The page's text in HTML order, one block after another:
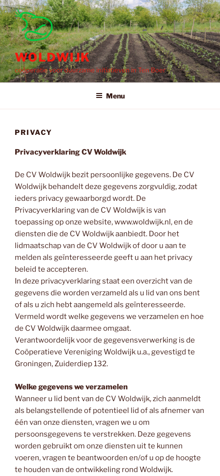
Ga
naar
de
inhoud
WOLDWIJK
coöperatie voor duurzame initiatieven in Ten Boer
Menu
PRIVACY
Privacyverklaring CV Woldwijk
De CV Woldwijk bezit persoonlijke gegevens. De CV
Woldwijk behandelt deze gegevens zorgvuldig, zodat
ieders privacy gewaarborgd wordt. De
Privacyverklaring van de CV Woldwijk is van
toepassing op onze website, www.woldwijk.nl, en de
diensten die de CV Woldwijk aanbiedt. Door het
lidmaatschap van de CV Woldwijk of door u aan te
melden als geïnteresseerde geeft u aan het privacy
beleid te accepteren.
In deze privacyverklaring staat een overzicht van de
gegevens die worden verzameld als u lid van ons bent
of als u zich hebt aangemeld als geïnteresseerde.
Vermeld wordt welke gegevens we verzamelen en hoe
de CV Woldwijk daarmee omgaat.
Verantwoordelijk voor de gegevensverwerking is de
Coöperatieve Vereniging Woldwijk u.a., gevestigd te
Groningen, Zuiderdiep 132.
Welke gegevens we verzamelen
Wanneer u lid bent van de CV Woldwijk, zich aanmeldt
als belangstellende of potentieel lid of als afnemer van
één van onze diensten, vragen we u om
persoonsgegevens te verstrekken. Deze gegevens
worden gebruikt om onze diensten uit te kunnen
voeren, vragen te beantwoorden en/of u op de hoogte
te houden van de ontwikkeling rond Woldwijk.